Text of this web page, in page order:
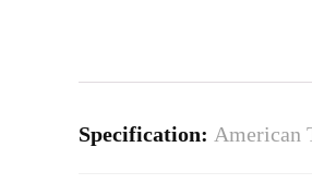
Specification: American